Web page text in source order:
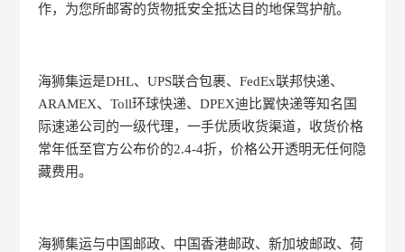
作，为您所邮寄的货物抵安全抵达目的地保驾护航。
海狮集运是DHL、UPS联合包裹、FedEx联邦快递、
ARAMEX、Toll环球快递、DPEX迪比翼快递等知名国
际速递公司的一级代理，一手优质收货渠道，收货价格
常年低至官方公布价的2.4-4折，价格公开透明无任何隐
藏费用。
海狮集运与中国邮政、中国香港邮政、新加坡邮政、荷